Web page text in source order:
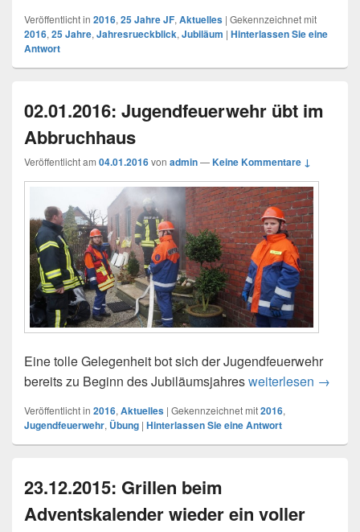
Veröffentlicht in 2016, 25 Jahre JF, Aktuelles | Gekennzeichnet mit
2016, 25 Jahre, Jahresrueckblick, Jubiläum | Hinterlassen Sie eine
Antwort
02.01.2016: Jugendfeuerwehr übt im
Abbruchhaus
Veröffentlicht am 04.01.2016von admin—Keine Kommentare ↓
Eine tolle Gelegenheit bot sich der Jugendfeuerwehr
bereits zu Beginn des Jubiläumsjahresweiterlesen →
Veröffentlicht in 2016, Aktuelles | Gekennzeichnet mit2016,
Jugendfeuerwehr, Übung | Hinterlassen Sie eine Antwort
23.12.2015: Grillen beim
Adventskalender wieder ein voller